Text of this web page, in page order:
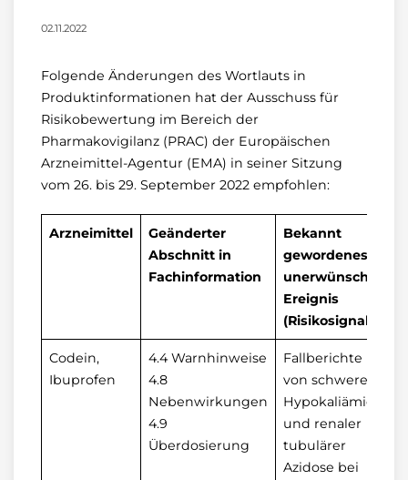
02.11.2022
Folgende Änderungen des Wortlauts in
Produktinformationen hat der Ausschuss für
Risikobewertung im Bereich der
Pharmakovigilanz (PRAC) der Europäischen
Arzneimittel-Agentur (EMA) in seiner Sitzung
vom 26. bis 29. September 2022 empfohlen:
Arzneimittel
Geänderter
Abschnitt in
Fachinformation
Bekannt
gewordenes
unerwünschtes
Ereignis
(Risikosignal)
Codein,
Ibuprofen
4.4 Warnhinweise
4.8
Nebenwirkungen
4.9
Überdosierung
Fallberichte
von schwerer
Hypokaliämie
und renaler
tubulärer
Azidose bei